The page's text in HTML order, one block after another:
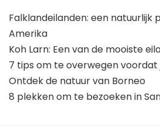
Falklandeilanden: een natuurlijk
Amerika
Koh Larn: Een van de mooiste
7 tips om te overwegen
Ontdek de natuur van Borneo
8 plekken om te bezoeken in